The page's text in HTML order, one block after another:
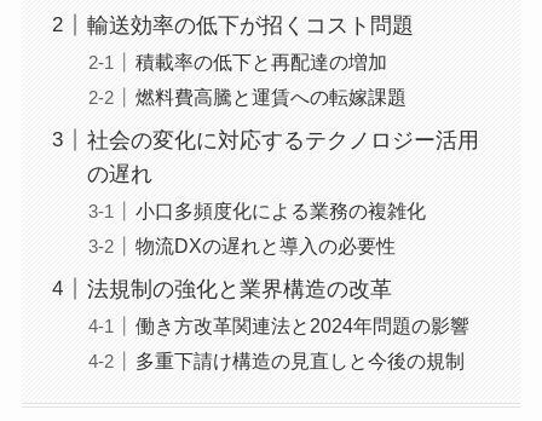
輸送効率の低下が招くコスト問題
積載率の低下と再配達の増加
燃料費高騰と運賃への転嫁課題
社会の変化に対応するテクノロジー活用
の遅れ
小口多頻度化による業務の複雑化
物流DXの遅れと導入の必要性
法規制の強化と業界構造の改革
働き方改革関連法と2024年問題の影響
多重下請け構造の見直しと今後の規制